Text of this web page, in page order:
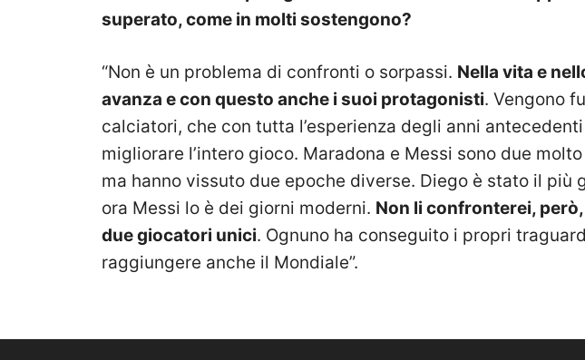
superato, come in molti sostengono?
“Non è un problema di confronti o sorpassi. Nella vita e
avanza e con questo anche i suoi protagonisti. Vengono
calciatori, che con tutta l’esperienza degli anni
migliorare l’intero gioco. Maradona e Messi sono due
ma hanno vissuto due epoche diverse. Diego è stato il più
ora Messi lo è dei giorni moderni. Non li confronterei,
due giocatori unici. Ognuno ha conseguito i propri
raggiungere anche il Mondiale”.